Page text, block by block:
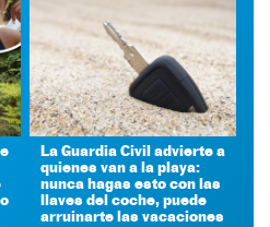
La Guardia Civil advierte a
quienes van a la playa:
nunca hagas esto con las
llaves del coche, puede
arruinarte las vacaciones